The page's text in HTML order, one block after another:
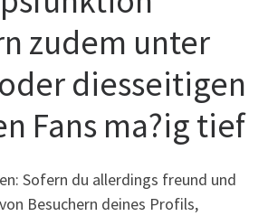
zudem unter
diesseitigen
Fans ma?ig tief
Sofern du allerdings freund und
Besuchern deines Profils,